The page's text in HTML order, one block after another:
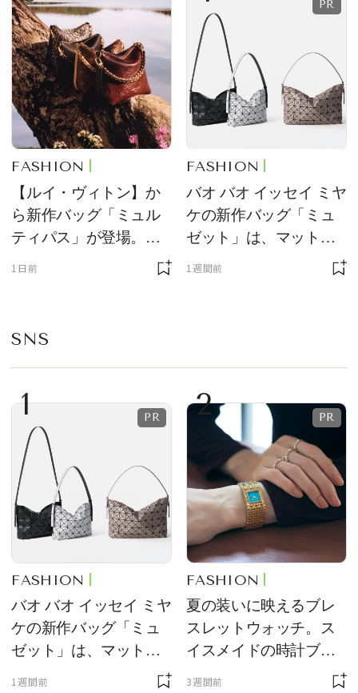
FASHION
【ルイ・ヴィトン】か
ら新作バッグ「ミュル
ティパス」が登場。ミ
ニサイズもラインナッ
1日前
FASHION
バオ バオ イッセイ ミヤ
ケの新作バッグ「ミュ
ゼット」は、マットな
1週間前
SNS
1
FASHION
バオ バオ イッセイ ミヤ
ケの新作バッグ「ミュ
ゼット」は、マットな
1週間前
2
FASHION
夏の装いに映えるブレ
スレットウォッチ。ス
イスメイドの時計ブラ
ンド【フレデリック・
3週間前